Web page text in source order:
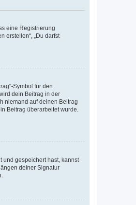
eine Registrierung
erstellen“, „Du darfst
Symbol für den
dein Beitrag in der
niemand auf deinen Beitrag
Beitrag überarbeitet wurde.
und gespeichert hast, kannst
deiner Signatur